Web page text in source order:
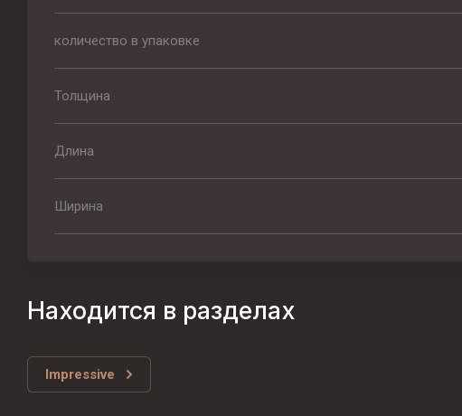
количество в упаковке
Толщина
Длина
Ширина
Находится в разделах
Impressive